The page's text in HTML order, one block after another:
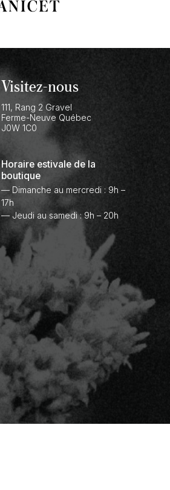
Visitez-nous
111, Rang 2 Gravel
Ferme-Neuve Québec
J0W 1C0
Horaire estivale de la
boutique
— Dimanche au mercredi : 9h –
17h
— Jeudi au samedi : 9h – 20h